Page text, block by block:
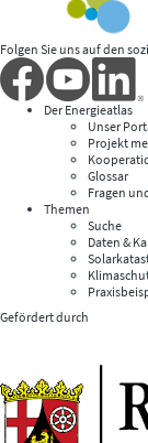
Folgen Sie uns auf den
Der Energieatlas
Unser
Projekt
Glossar
Fragen
Themen
Suche
Daten &
Gefördert durch